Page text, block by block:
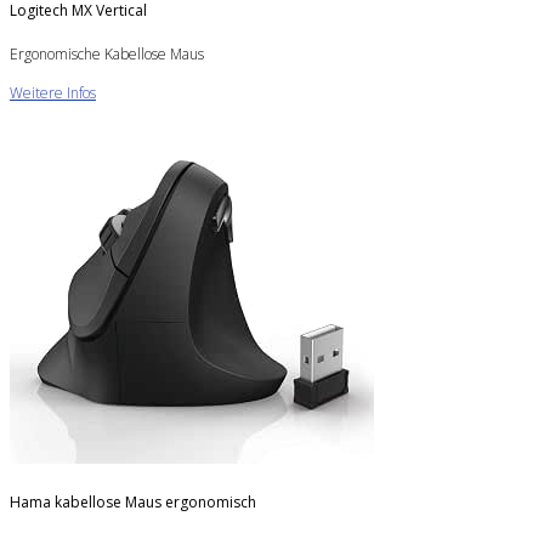
Logitech MX Vertical
Ergonomische Kabellose Maus
Weitere Infos
Hama kabellose Maus ergonomisch